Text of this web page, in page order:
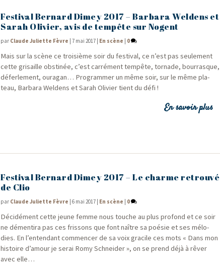
Festival Bernard Dimey 2017 – Barbara Weldens et
Sarah Olivier, avis de tempête sur Nogent
par Claude Juliette Fèvre |7 mai 2017 En scène 0
Mais sur la scène ce troi­sième soir du fes­ti­val, ce n’est pas seule­ment
cette gri­saille obs­ti­née, c’est car­ré­ment tem­pête, tor­nade, bour­rasque,
défer­le­ment, oura­gan… Pro­gram­mer un même soir, sur le même pla­
teau, Bar­ba­ra Wel­dens et Sarah Oli­vier tient du défi !
En savoir plus
Festival Bernard Dimey 2017 – Le charme retrouvé
de Clio
par Claude Juliette Fèvre |6 mai 2017 En scène 0
Déci­dé­ment cette jeune femme nous touche au plus pro­fond et ce soir
ne démen­ti­ra pas ces fris­sons que font naître sa poé­sie et ses mélo­
dies. En l’entendant com­men­cer de sa voix gra­cile ces mots « Dans mon
his­toire d’amour je serai Romy Schnei­der », on se prend déjà à rêver
avec elle…